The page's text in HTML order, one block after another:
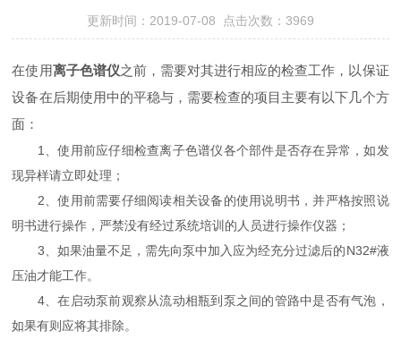
更新时间：2019-07-08 点击次数：3969
在使用离子色谱仪之前，需要对其进行相应的检查工作，以保证
设备在后期使用中的平稳与，需要检查的项目主要有以下几个方
面：
1、使用前应仔细检查离子色谱仪各个部件是否存在异常，如发
现异样请立即处理；
2、使用前需要仔细阅读相关设备的使用说明书，并严格按照说
明书进行操作，严禁没有经过系统培训的人员进行操作仪器；
3、如果油量不足，需先向泵中加入应为经充分过滤后的N32#液
压油才能工作。
4、在启动泵前观察从流动相瓶到泵之间的管路中是否有气泡，
如果有则应将其排除。